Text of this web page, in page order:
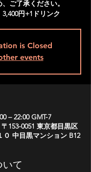
ご了承ください。
円+1ドリンク
is Closed
events
– 22:00 GMT-7
153-0051 東京都目黒区
中目黒マンション B12
て